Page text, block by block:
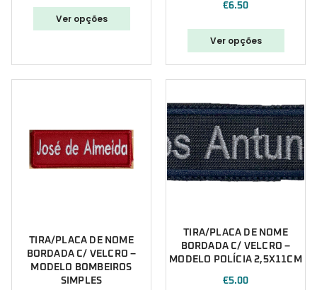
Polícia
Polícia Aérea
Polícia Municipal
Segurança
Ver opções
€6.50
Ver opções
TIRA/PLACA DE NOME
BORDADA C/ VELCRO –
MODELO BOMBEIROS
SIMPLES
TIRA/PLACA DE NOME
BORDADA C/ VELCRO –
MODELO POLÍCIA 2,5X11CM
€5.00